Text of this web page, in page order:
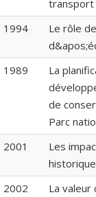
transport
1994
Le rôle
1989
La
de
Parc
2001
Les
2002
La valeur